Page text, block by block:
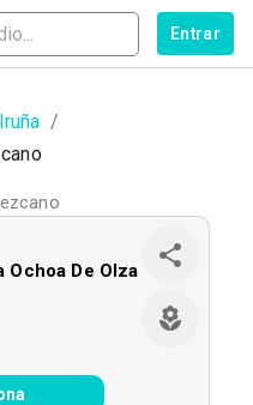
Entrar
/
Ochoa De Olza